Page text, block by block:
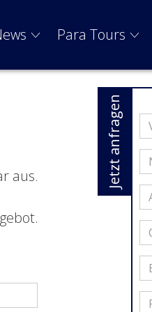
Para Tours
aus. Jetzt anfragen